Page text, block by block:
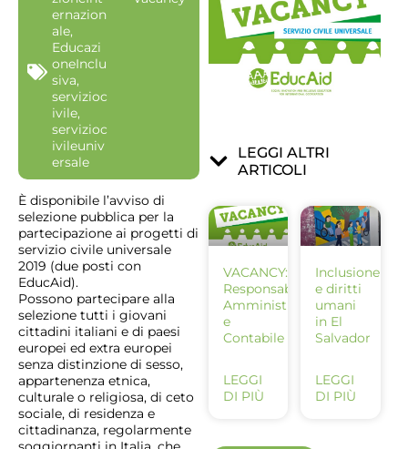
ernazion
ale,
Educazi
oneInclu
siva,
servizioc
ivile,
servizioc
ivileuniv
ersale
È disponibile l’avviso di
selezione pubblica per la
partecipazione ai progetti di
servizio civile universale
2019 (due posti con
EducAid).
Possono partecipare alla
selezione tutti i giovani
cittadini italiani e di paesi
europei ed extra europei
senza distinzione di sesso,
appartenenza etnica,
culturale o religiosa, di ceto
sociale, di residenza e
cittadinanza, regolarmente
LEGGI ALTRI
ARTICOLI
VACANCY:
Responsabile
Amministrativo
e
Contabile
LEGGI
DI PIÙ
Inclusione
e diritti
umani
in El
Salvador
LEGGI
DI PIÙ